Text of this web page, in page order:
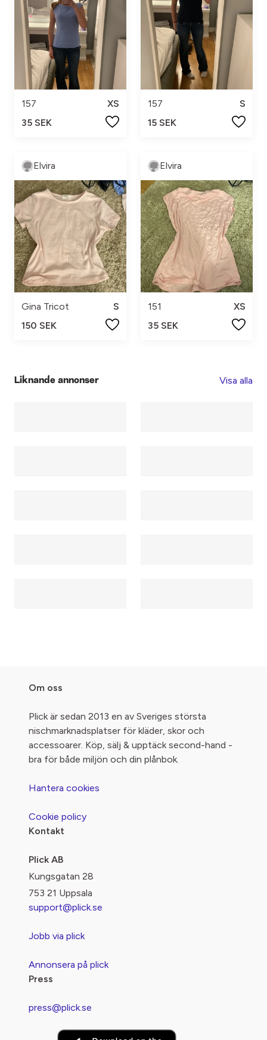
157
XS
35 SEK
157
S
15 SEK
Elvira
Gina Tricot
S
150 SEK
Elvira
151
XS
35 SEK
Liknande annonser Visa alla
Om oss
Plick är sedan 2013 en av Sveriges största
nischmarknadsplatser för kläder, skor och
accessoarer. Köp, sälj & upptäck second-hand -
bra för både miljön och din plånbok.
Hantera cookies
Cookie policy
Kontakt
Plick AB
Kungsgatan 28
753 21 Uppsala
support@plick.se
Jobb via plick
Annonsera på plick
Press
press@plick.se